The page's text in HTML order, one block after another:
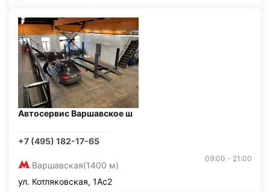
Автосервис Варшавское ш
+7 (495) 182-17-65
Варшавская(1400 м)
09:00 - 21:00
ул. Котляковская, 1Ас2